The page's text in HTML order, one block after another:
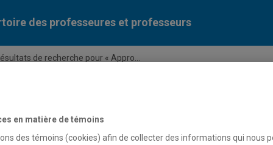
des professeures et professeurs
de recherche pour « Appro...
Liste des professeures et professeurs par
en matière de témoins
des témoins (cookies) afin de collecter des informations qui nous